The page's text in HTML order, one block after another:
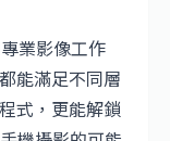
業影像工作
能滿足不同層
式，更能解鎖